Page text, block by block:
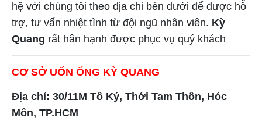
hệ với chúng tôi theo địa chỉ bên dưới để được hỗ
trợ, tư vấn nhiệt tình từ đội ngũ nhân viên. Kỳ
Quang rất hân hạnh được phục vụ quý khách
CƠ SỞ UỐN ỐNG KỲ QUANG
Địa chỉ: 30/11M Tô Ký, Thới Tam Thôn, Hóc
Môn, TP.HCM